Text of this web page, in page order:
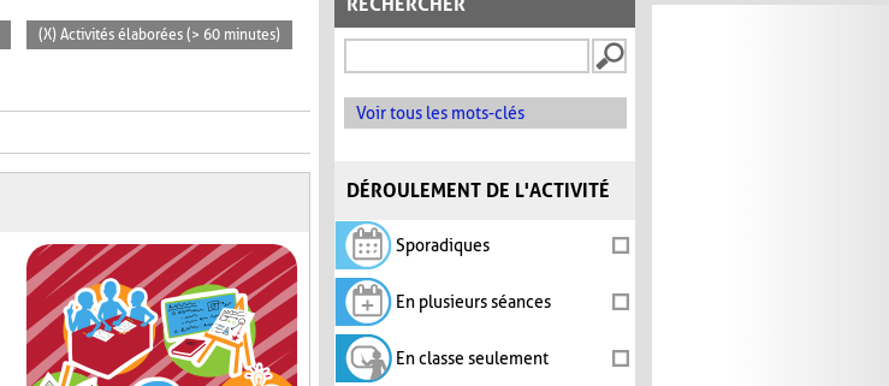
RECHERCHER
Voir tous les mots-clés
DÉROULEMENT DE L'ACTIVITÉ
Sporadiques
En plusieurs séances
En classe seulement
(X) Activités élaborées (> 60 minutes)